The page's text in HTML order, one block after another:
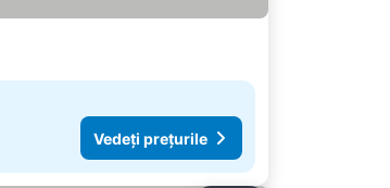
Vedeți prețurile